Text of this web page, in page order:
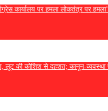
कार्यालय पर हमला लोकतंत्र पर
लूट की कोशिश से दहशत; कानून-व्यवस्था